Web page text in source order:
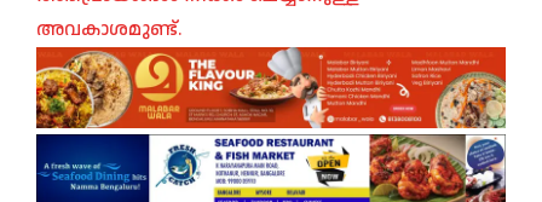
അവകാശമുണ്ട്.